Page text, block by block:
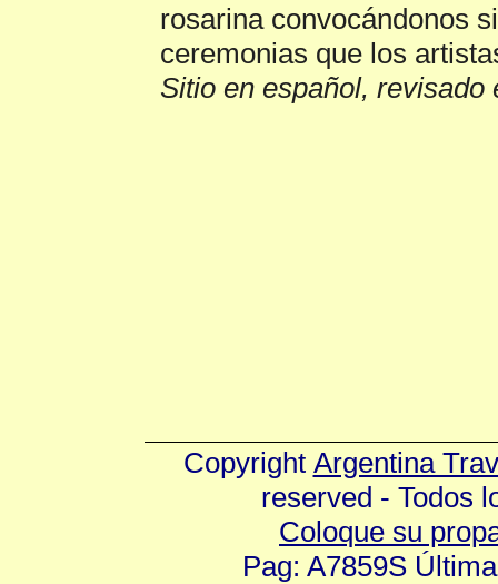
rosarina convocándonos
ceremonias que los
Sitio en español, revisado
Copyright Argentina
reserved - Todos
Coloque su
Pag: A7859S